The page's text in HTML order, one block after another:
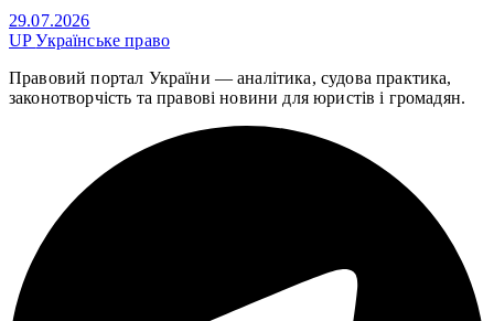
29.07.2026
UPУкраїнське право
Правовий портал України — аналітика, судова практика,
законотворчість та правові новини для юристів і громадян.